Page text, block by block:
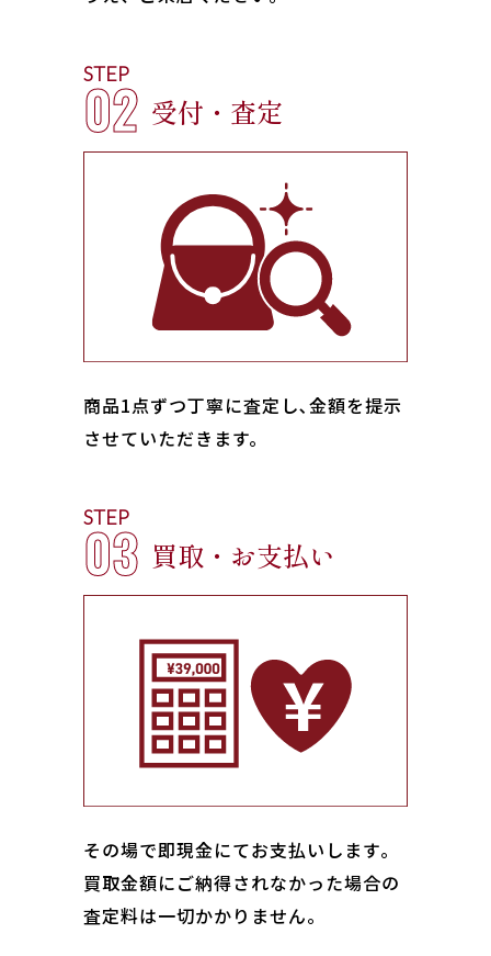
STEP
02 受付・査定
商品1点ずつ丁寧に査定し､金額を提示
させていただきます。
STEP
03 買取・お支払い
その場で即現金にてお支払いします｡
買取金額にご納得されなかった場合の
査定料は一切かかりません。